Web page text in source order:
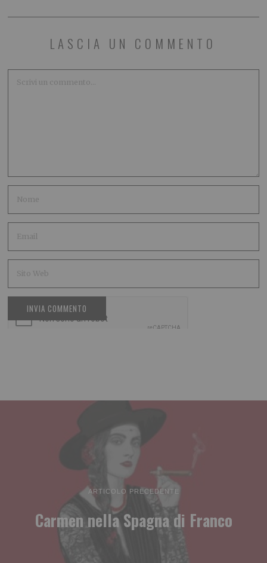
LASCIA UN COMMENTO
ARTICOLO PRECEDENTE
Carmen nella Spagna di Franco